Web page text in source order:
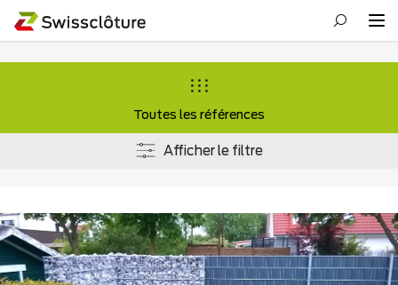
Toutes les références
Afficher le filtre